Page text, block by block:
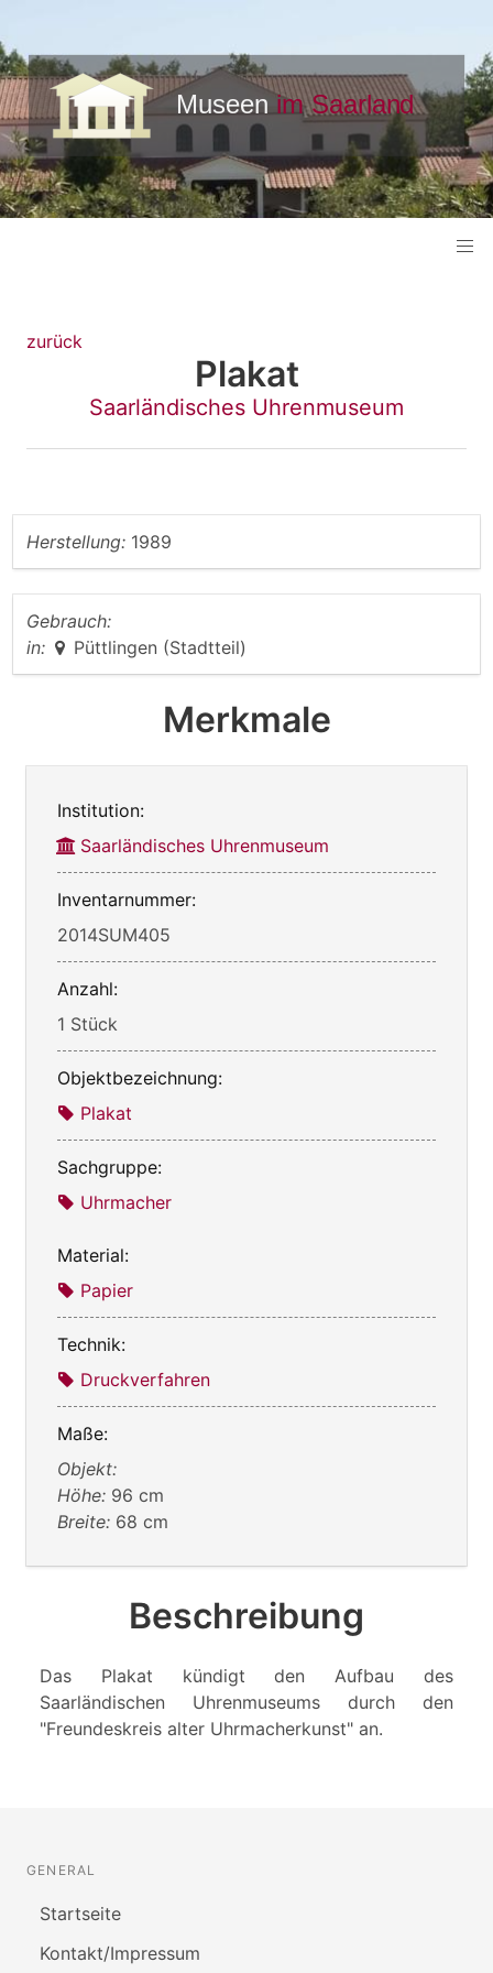
zurück
Plakat
Saarländisches Uhrenmuseum
Herstellung: 1989
Gebrauch:
in:
Püttlingen (Stadtteil)
Merkmale
Institution:
Saarländisches Uhrenmuseum
Inventarnummer:
2014SUM405
Anzahl:
1 Stück
Objektbezeichnung:
Plakat
Sachgruppe:
Uhrmacher
Material:
Papier
Technik:
Druckverfahren
Maße:
Objekt:
Höhe: 96 cm
Breite: 68 cm
Beschreibung
Das Plakat kündigt den Aufbau des
Saarländischen Uhrenmuseums durch den
"Freundeskreis alter Uhrmacherkunst" an.
GENERAL
Startseite
Kontakt/Impressum